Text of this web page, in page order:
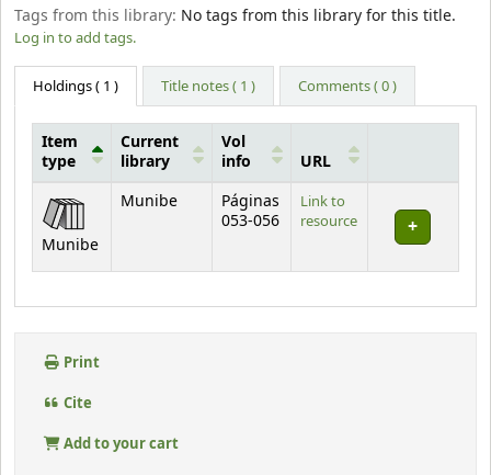
Tags from this library: No tags from this library for this title.
Log in to add tags.
Holdings( 1 ) Title notes ( 1 ) Comments ( 0 )
Holdings
Item
type
Current
library
Vol
info
URL
Munibe
Munibe
Páginas
053-056
Link to
resource
Print
Cite
Add to your cart